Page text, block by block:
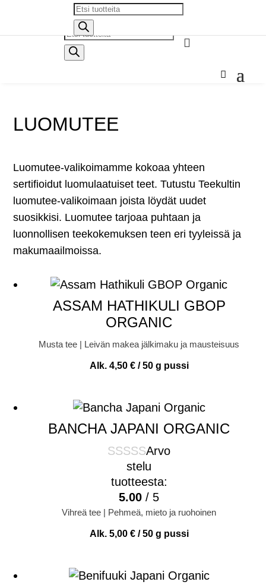
Products
search
Products
search

LUOMUTEE
Luomutee-valikoimamme kokoaa yhteen
sertifioidut luomulaatuiset teet. Tutustu Teekultin
luomutee-valikoimaan joista löydät uudet
suosikkisi. Luomutee tarjoaa puhtaan ja
luonnollisen teekokemuksen teen eri tyyleissä ja
makumaailmoissa.
ASSAM HATHIKULI GBOP
ORGANIC
Musta tee | Leivän makea jälkimaku ja mausteisuus
Alk. 4,50 €/ 50 g pussi
BANCHA JAPANI ORGANIC
Arvo
stelu
tuotteesta:
5.00 / 5
Vihreä tee | Pehmeä, mieto ja ruohoinen
Alk. 5,00 €/ 50 g pussi